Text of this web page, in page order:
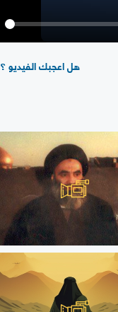
هل اعجبك الفيديو ؟